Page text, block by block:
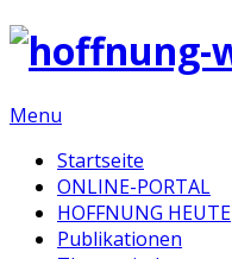
Menu
Startseite
ONLINE-PORTAL
HOFFNUNG HEUTE
Publikationen